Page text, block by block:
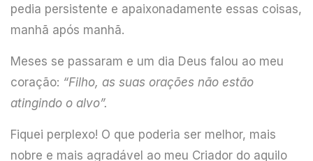
pedia persistente e apaixonadamente essas coisas,
manhã após manhã.
Meses se passaram e um dia Deus falou ao meu
coração: “Filho, as suas orações não estão
atingindo o alvo”.
Fiquei perplexo! O que poderia ser melhor, mais
nobre e mais agradável ao meu Criador do aquilo